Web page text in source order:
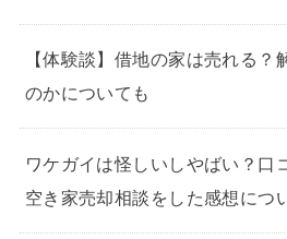
【体験談】借地の家は売れる？
のかについても
ワケガイは怪しいしやばい？口
空き家売却相談をした感想につ